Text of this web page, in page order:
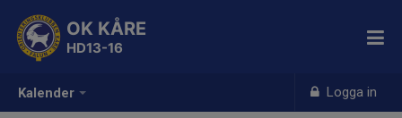
Kalender Logga in
OK KÅRE
HD13-16